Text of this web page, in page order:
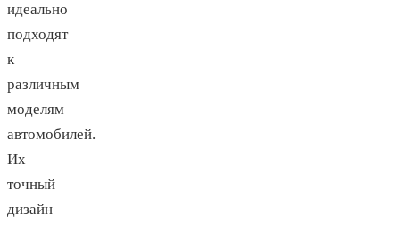
идеально
подходят
к
различным
моделям
автомобилей.
Их
точный
дизайн